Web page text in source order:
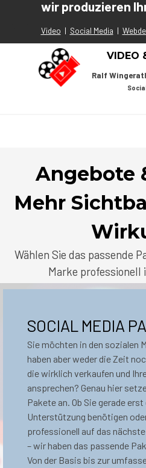
Direkt zum Seiteninhalt
wir produzieren
Video | Social Media |
VIDEO
Ralf
Angebote
Mehr
Wählen Sie das passende
Marke professionell
SOCIAL MEDIA
Sie möchten in den sozialen
haben aber weder die Zeit
die wirklich verkaufen und
ansprechen? Genau hier
Pakete an. Ob Sie gerade
Unterstützung benötigen
professionell auf das
– wir haben das passende
Von der Basis bis zur